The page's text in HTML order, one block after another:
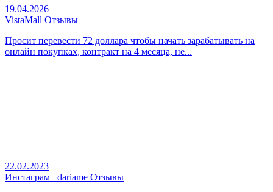
19.04.2026
VistaMall Отзывы
Просит перевести 72 доллара чтобы начать зарабатывать на
онлайн покупках, контракт на 4 месяца, не...
22.02.2023
Инстаграм _dariame Отзывы